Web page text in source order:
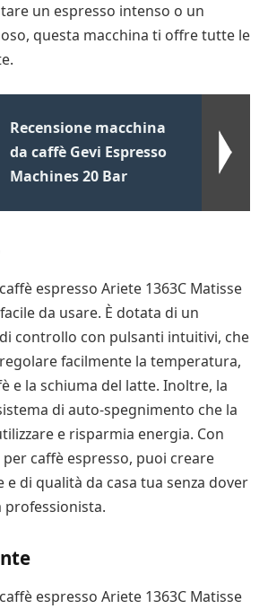
un espresso intenso o un
questa macchina ti offre tutte le
Recensione macchina
da caffè Gevi Espresso
Machines 20 Bar
espresso Ariete 1363C Matisse
da usare. È dotata di un
controllo con pulsanti intuitivi, che
facilmente la temperatura,
e la schiuma del latte. Inoltre, la
di auto-spegnimento che la
e risparmia energia. Con
caffè espresso, puoi creare
e di qualità da casa tua senza dover
professionista.
espresso Ariete 1363C Matisse